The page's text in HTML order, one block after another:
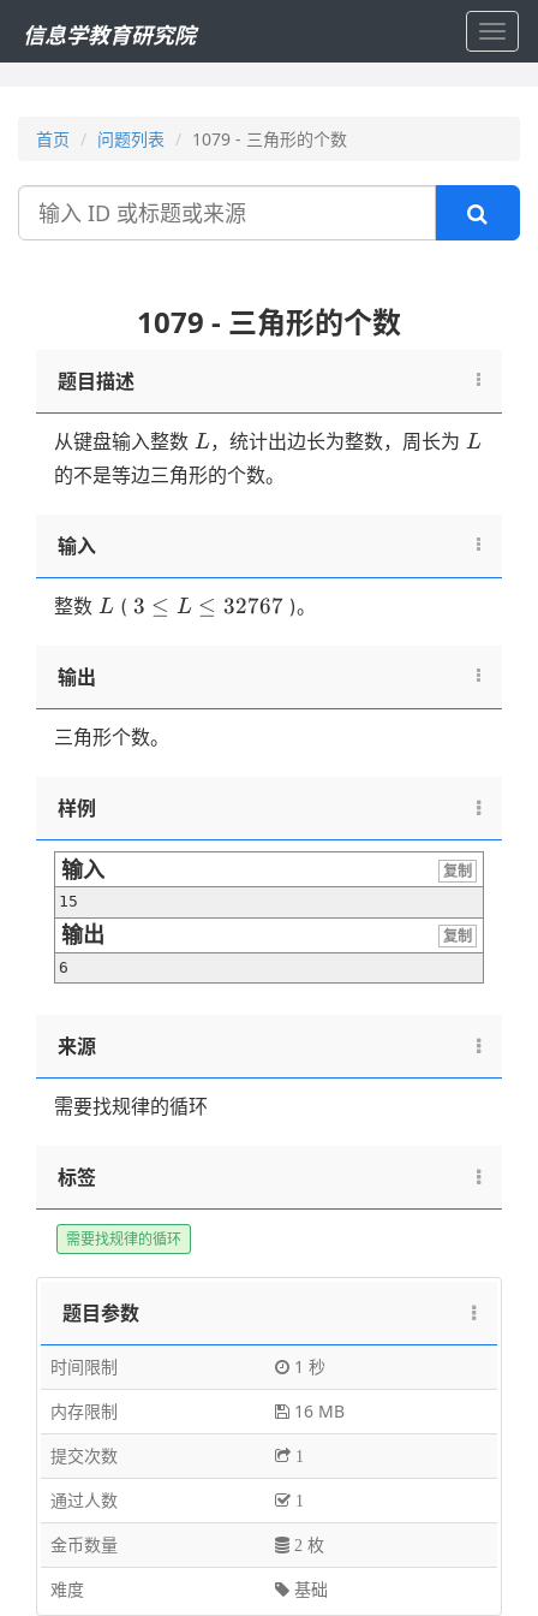
信息学教育研究院
首页 问题列表 1079 - 三角形的个数
搜
1079 - 三角形的个数
题目描述
从键盘输入整数 L
L，统计出边长为整数，周长为 L
L
的不是等边三角形的个数。
输入
整数 L
L ( 3 \le
3 ≤ L ≤ 32767)。
输出
三角形个数。
样例
输入
复制
15
输出
复制
6
来源
需要找规律的循环
标签
需要找规律的循环
题目参数
时间限制
1 秒
内存限制
16 MB
提交次数
1
通过人数 1
金币数量 2 枚
难度 基础